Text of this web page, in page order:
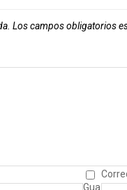
Los campos obligatorios
Gua